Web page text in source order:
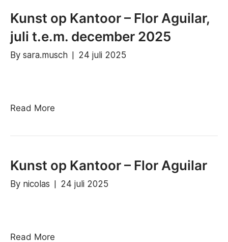
Kunst op Kantoor – Flor Aguilar,
juli t.e.m. december 2025
By sara.musch 24 juli 2025
Read More
Kunst op Kantoor – Flor Aguilar
By nicolas 24 juli 2025
Read More